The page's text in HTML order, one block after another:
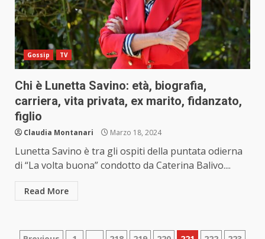
Gossip TV
Chi è Lunetta Savino: età, biografia,
carriera, vita privata, ex marito, fidanzato,
figlio
Claudia Montanari Marzo 18, 2024
Lunetta Savino è tra gli ospiti della puntata odierna
di “La volta buona” condotto da Caterina Balivo....
Read More